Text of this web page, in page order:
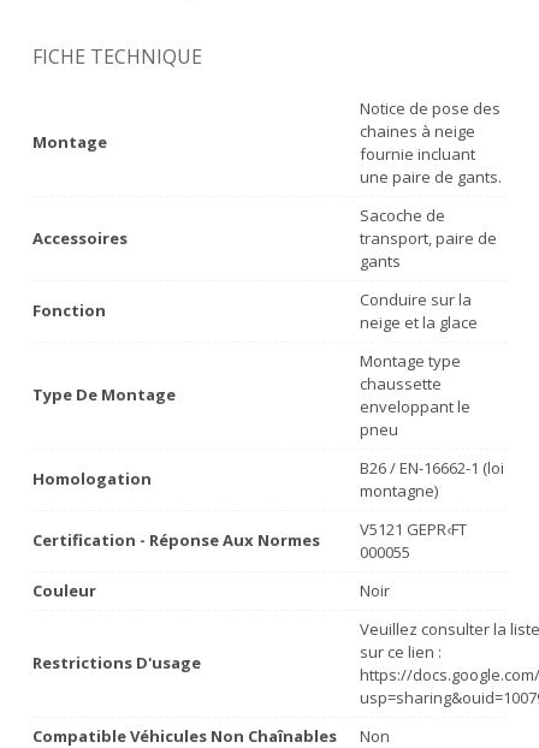
FICHE TECHNIQUE
Montage
Notice de pose des
chaines à neige
fournie incluant
une paire de gants.
Accessoires
Sacoche de
transport, paire de
gants
Fonction
Conduire sur la
neige et la glace
Type De Montage
Montage type
chaussette
enveloppant le
pneu
Homologation
B26 / EN-16662-1 (loi
montagne)
Certification - Réponse Aux Normes
V5121 GEPR‹FT
000055
Couleur
Noir
Restrictions D'usage
Veuillez consulter la
sur ce lien :
https://
Compatible Véhicules Non Chaînables
Non